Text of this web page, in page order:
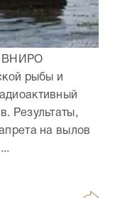
ВНИРО
рыбы и
Результаты,
на вылов